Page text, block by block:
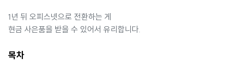
1년 뒤 오피스넷으로 전환하는 게
현금 사은품을 받을 수 있어서 유리합니다.
목차